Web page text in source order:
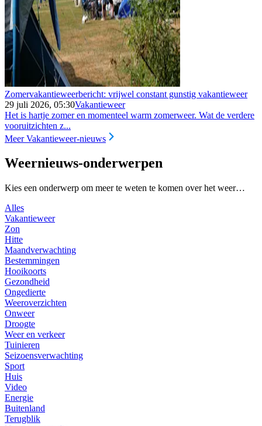
Zomervakantieweerbericht: vrijwel constant gunstig vakantieweer
29 juli 2026, 05:30Vakantieweer
Het is hartje zomer en momenteel warm zomerweer. Wat de verdere
vooruitzichten z...
Meer Vakantieweer-nieuws
Weernieuws-onderwerpen
Kies een onderwerp om meer te weten te komen over het weer…
Alles
Vakantieweer
Zon
Hitte
Maandverwachting
Bestemmingen
Hooikoorts
Gezondheid
Ongedierte
Weeroverzichten
Onweer
Droogte
Weer en verkeer
Tuinieren
Seizoensverwachting
Sport
Huis
Video
Energie
Buitenland
Terugblik